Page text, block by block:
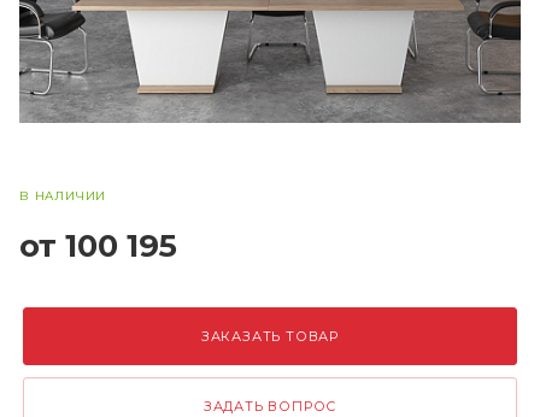
В НАЛИЧИИ
от 100 195
ЗАКАЗАТЬ ТОВАР
ЗАДАТЬ ВОПРОС